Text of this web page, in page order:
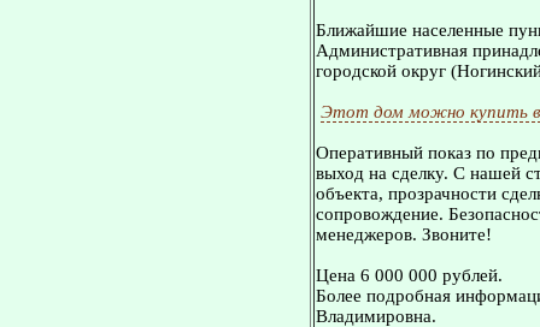
Ближайшие населенные
Административная
городской округ
Этот дом можно купить
Оперативный показ по
выход на сделку. С нашей
объекта, прозрачности
сопровождение.
менеджеров. Звоните!
Цена 6 000 000 рублей.
Более подробная
Владимировна.